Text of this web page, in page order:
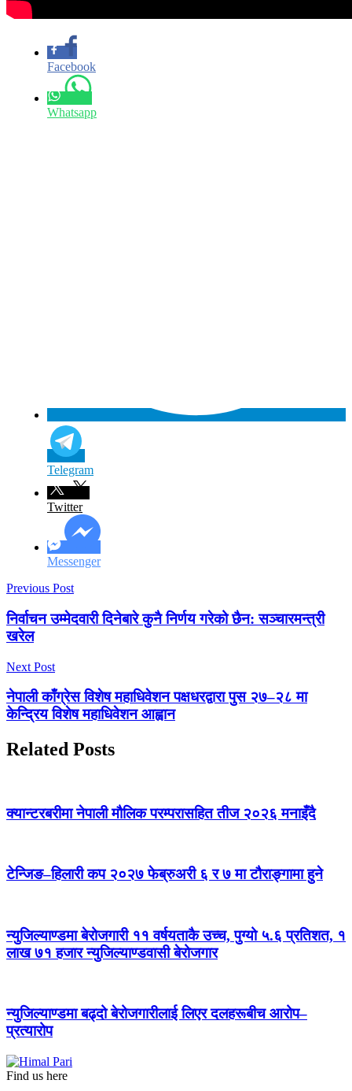
Facebook
Whatsapp
Telegram
Twitter
Messenger
Previous Post
निर्वाचन उम्मेदवारी दिनेबारे कुनै निर्णय गरेको छैन: सञ्चारमन्त्री
खरेल
Next Post
नेपाली काँग्रेस विशेष महाधिवेशन पक्षधरद्वारा पुस २७–२८ मा
केन्द्रिय विशेष महाधिवेशन आह्वान
Related Posts
क्यान्टरबरीमा नेपाली मौलिक परम्परासहित तीज २०२६ मनाइँदै
टेन्जिङ–हिलारी कप २०२७ फेब्रुअरी ६ र ७ मा टौराङ्गामा हुने
न्युजिल्याण्डमा बेरोजगारी ११ वर्षयताकै उच्च, पुग्यो ५.६ प्रतिशत, १
लाख ७१ हजार न्युजिल्याण्डवासी बेरोजगार
न्युजिल्याण्डमा बढ्दो बेरोजगारीलाई लिएर दलहरूबीच आरोप–
प्रत्यारोप
Find us here